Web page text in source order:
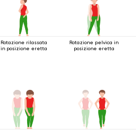
Rotazione rilassata
in posizione eretta
Rotazione pelvica in
posizione eretta